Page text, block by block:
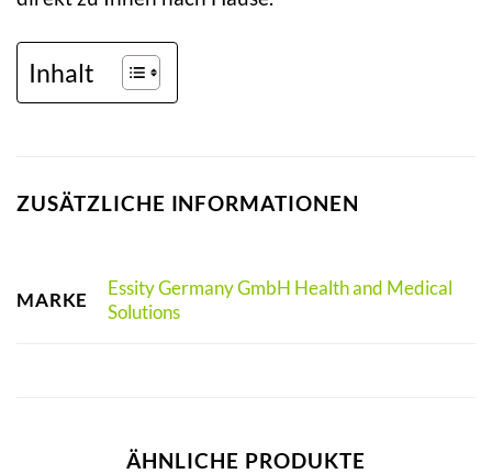
Inhalt
ZUSÄTZLICHE INFORMATIONEN
MARKE
Essity Germany GmbH Health and Medical
Solutions
ÄHNLICHE PRODUKTE